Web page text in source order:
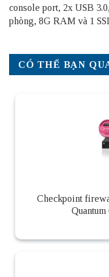
console port, 2x USB
phòng, 8G RAM và 1
CÓ THỂ BẠN
Checkpoint